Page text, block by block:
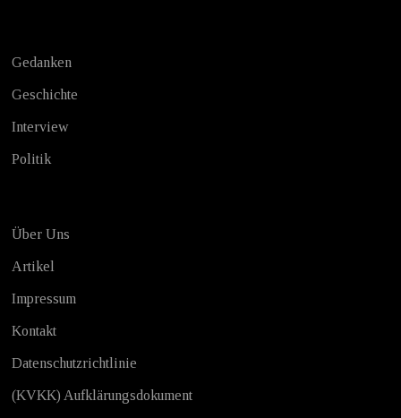
Gedanken
Geschichte
Interview
Politik
Über Uns
Artikel
Impressum
Kontakt
Datenschutzrichtlinie
(KVKK) Aufklärungsdokument